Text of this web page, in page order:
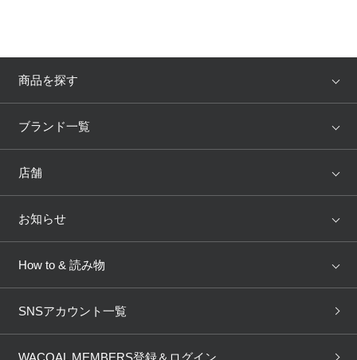
商品を探す
アイテム
トピックス
ブランド一覧
WACOAL
AMPHI une nana cool
OUR WACOAL
WACOAL Remamma Mens Innerwear
店舗
店舗を探す
ブラ無料診断
お知らせ
新着情報
商品回収
How to & 読み物
下着の基礎知識
SNSアカウント一覧
WACOAL MEMBERS登録＆ログイン